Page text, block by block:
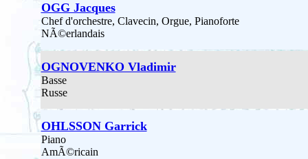
OGG Jacques
Chef d'orchestre, Clavecin, Orgue, Pianoforte
NÃ©erlandais
OGNOVENKO Vladimir
Basse
Russe
OHLSSON Garrick
Piano
AmÃ©ricain